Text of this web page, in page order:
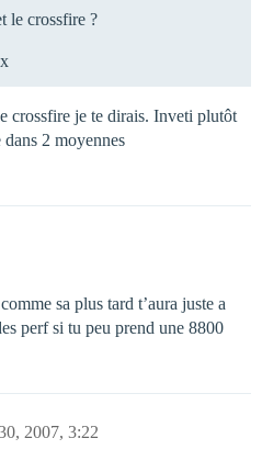
le crossfire ?
crossfire je te dirais. Inveti plutôt
2 moyennes
sa plus tard t’aura juste a
perf si tu peu prend une 8800
2007, 3:22